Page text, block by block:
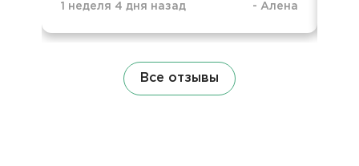
1 неделя 4 дня назад - Алена
Все отзывы